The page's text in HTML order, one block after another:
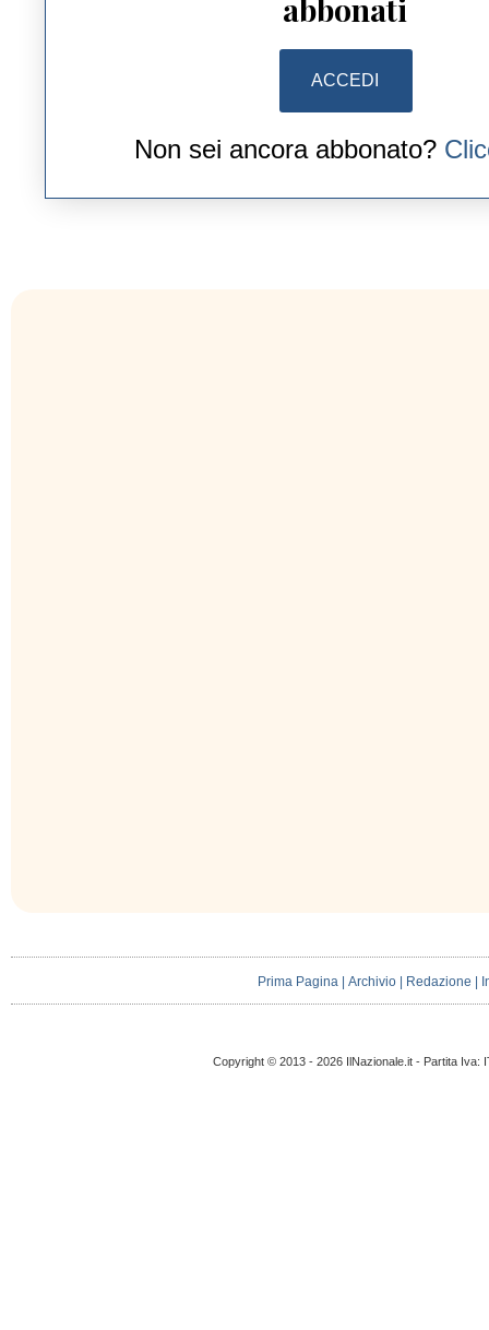
abbonati
ACCEDI
Non sei ancora abbonato?
Prima Pagina |Archivio Redazione
Copyright © 2013 - 2026 IlNazionale.it - Partita Iva: